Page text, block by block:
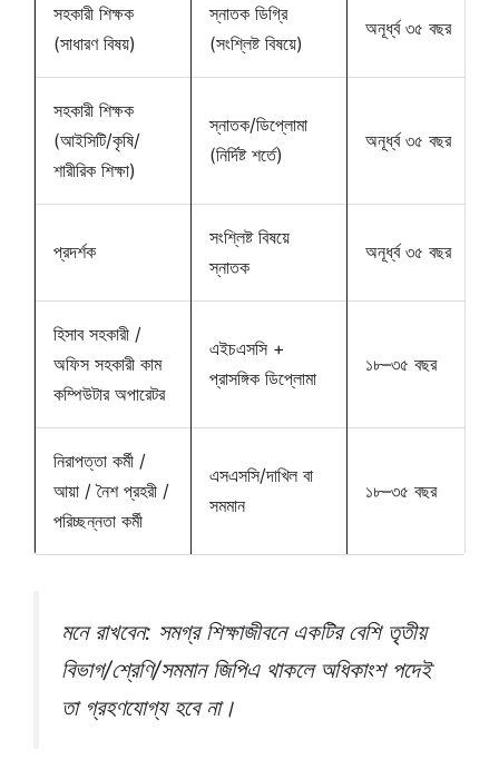
সহকারী শিক্ষক
(সাধারণ বিষয়)
স্নাতক ডিগ্রি
(সংশ্লিষ্ট বিষয়ে)
অনূর্ধ্ব ৩৫ বছর
সহকারী শিক্ষক
(আইসিটি/কৃষি/
শারীরিক শিক্ষা)
স্নাতক/ডিপ্লোমা
(নির্দিষ্ট শর্তে)
অনূর্ধ্ব ৩৫ বছর
প্রদর্শক
সংশ্লিষ্ট বিষয়ে
স্নাতক
অনূর্ধ্ব ৩৫ বছর
হিসাব সহকারী /
অফিস সহকারী কাম
কম্পিউটার অপারেটর
এইচএসসি +
প্রাসঙ্গিক ডিপ্লোমা
১৮–৩৫ বছর
নিরাপত্তা কর্মী /
আয়া / নৈশ প্রহরী /
পরিচ্ছন্নতা কর্মী
এসএসসি/দাখিল বা
সমমান
১৮–৩৫ বছর
মনে রাখবেন: সমগ্র শিক্ষাজীবনে একটির বেশি তৃতীয়
বিভাগ/শ্রেণি/সমমান জিপিএ থাকলে অধিকাংশ পদেই
তা গ্রহণযোগ্য হবে না।